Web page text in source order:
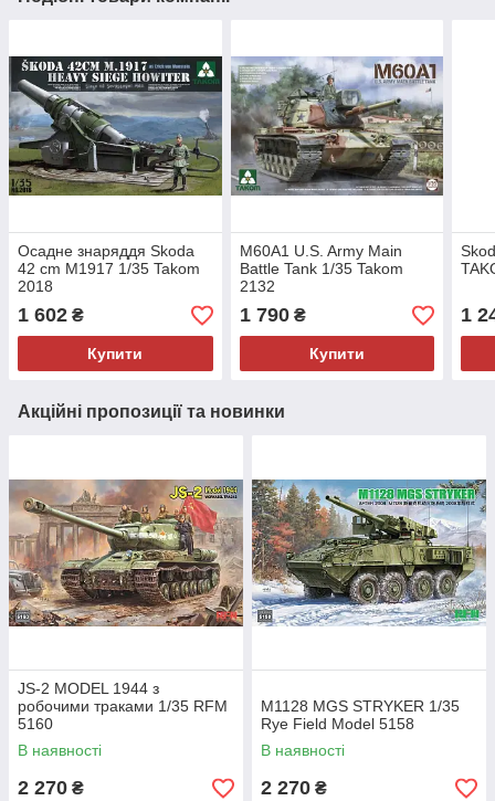
Осадне знаряддя Skoda
42 cm M1917 1/35 Takom
2018
1 602 ₴
Купити
M60A1 U.S. Army Main
Battle Tank 1/35 Takom
2132
1 790₴
Купити
1
Акційні пропозиції та новинки
JS-2 MODEL 1944 з
робочими траками 1/35 RFM
5160
В наявності
2 270 ₴
M1128 MGS STRYKER 1/35
Rye Field Model 5158
В наявності
2 270 ₴